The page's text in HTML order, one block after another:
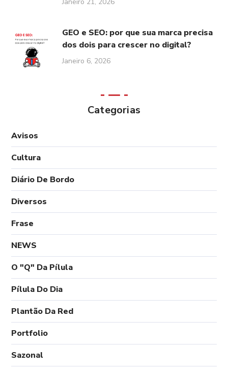
Janeiro 21, 2026
GEO e SEO: por que sua marca precisa
dos dois para crescer no digital?
Janeiro 6, 2026
Categorias
Avisos
Cultura
Diário De Bordo
Diversos
Frase
NEWS
O "Q" Da Pílula
Pílula Do Dia
Plantão Da Red
Portfolio
Sazonal